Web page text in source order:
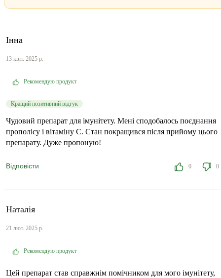
Інна
13 квіт. 2025 р.
Рекомендую продукт
Кращий позитивний відгук
Чудовий препарат для імунітету. Мені сподобалось поєднання
прополісу і вітаміну С. Стан покращився після прийому цього
препарату. Дуже пропоную!
Відповісти 0 0
Наталія
21 лют. 2025 р.
Рекомендую продукт
Цей препарат став справжнім помічником для мого імунітету,